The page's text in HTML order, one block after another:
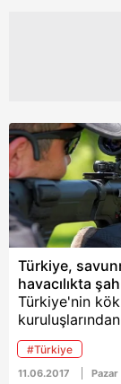
Türkiye,
havacılıkta
Türkiye'nin
ve Kimya
(MKE) Kurumu,
dönemde ortaya
#Türkiye
11.06.2017 Pazar